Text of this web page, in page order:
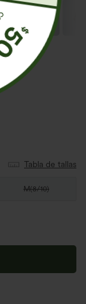
Tabla de tallas
M(8/10)